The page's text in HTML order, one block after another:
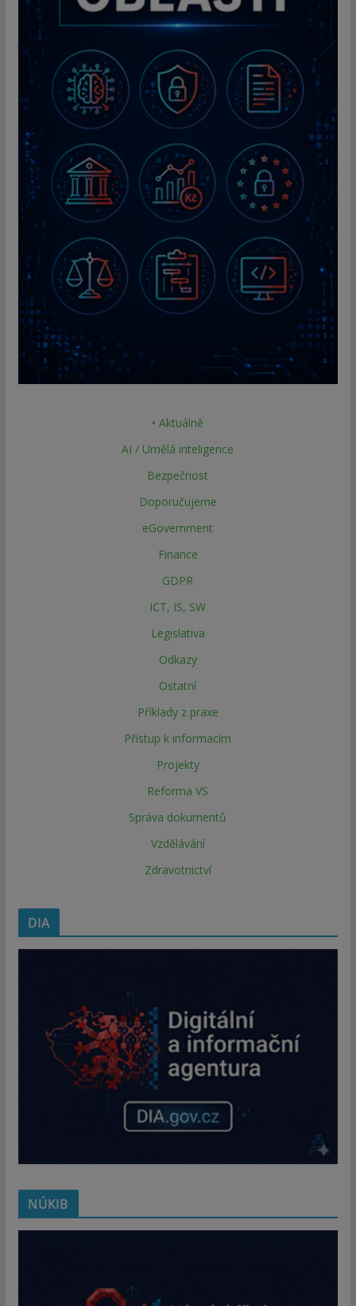
• Aktuálně
AI / Umělá inteligence
Bezpečnost
Doporučujeme
eGovernment
Finance
GDPR
ICT, IS, SW
Legislativa
Odkazy
Ostatní
Příklady z praxe
Přístup k informacím
Projekty
Reforma VS
Správa dokumentů
Vzdělávání
Zdravotnictví
DIA
NÚKIB